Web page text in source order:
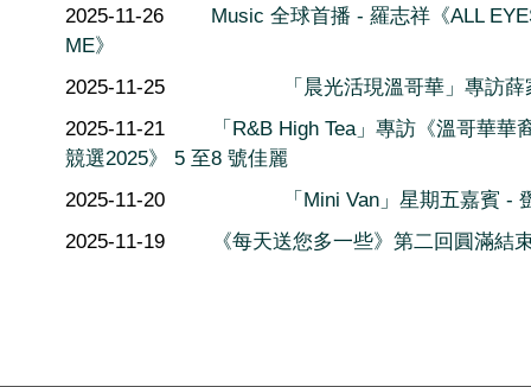
2025-11-26
Music 全球首播 - 羅志祥《ALL
ME》
2025-11-25
「晨光活現溫哥華」專訪
2025-11-21
「R&B High Tea」專訪《溫哥華華
競選2025》 5 至8 號佳麗
2025-11-20
「Mini Van」星期五嘉賓 -
2025-11-19
《每天送您多一些》第二回圓滿結